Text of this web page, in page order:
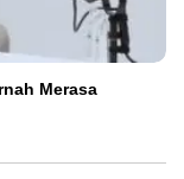
Merasa